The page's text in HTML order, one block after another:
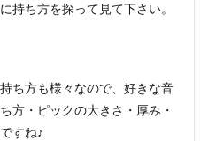
持ち方を探って見て下さい。
ち方も様々なので、好きな音
方・ピックの大きさ・厚み・
すね♪